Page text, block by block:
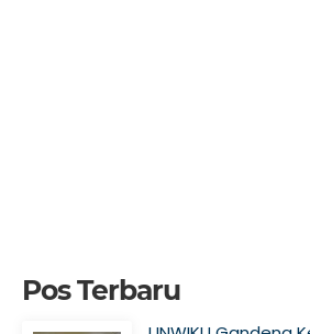
Pos Terbaru